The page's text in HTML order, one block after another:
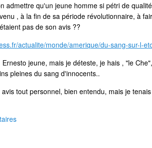
admettre qu'un jeune homme si pétri de
, à la fin de sa période révolutionnaire, à
pas de son avis ??
actualite/monde/amerique/du-sang-sur-l-
jeune, mais je déteste, je hais , "le
pleines du sang d'innocents..
tout personnel, bien entendu, mais je